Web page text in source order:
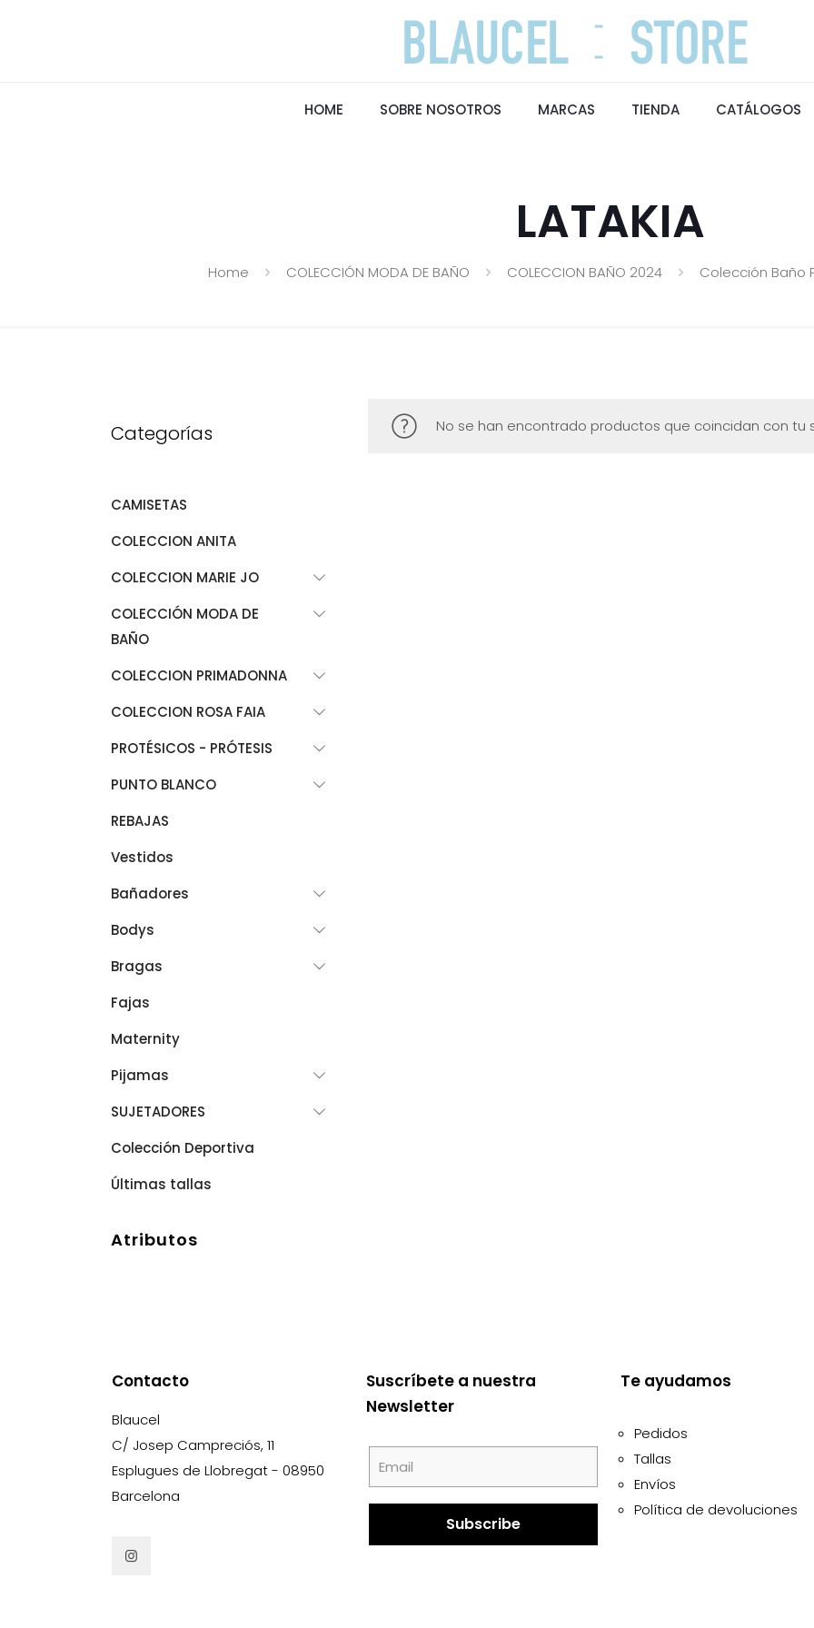
HOME SOBRE NOSOTROS MARCAS TIENDA CATÁLOGOS
LATAKIA
Home COLECCIÓN MODA DE BAÑO COLECCION BAÑO 2024 Colección Baño
No se han encontrado productos que coincidan con tu
Categorías
CAMISETAS
COLECCION ANITA
COLECCION MARIE JO
COLECCIÓN MODA DE
BAÑO
COLECCION PRIMADONNA
COLECCION ROSA FAIA
PROTÉSICOS - PRÓTESIS
PUNTO BLANCO
REBAJAS
Vestidos
Bañadores
Bodys
Bragas
Fajas
Maternity
Pijamas
SUJETADORES
Colección Deportiva
Últimas tallas
Atributos
Contacto
Blaucel
C/ Josep Campreciós, 11
Esplugues de Llobregat - 08950
Barcelona
Suscríbete a nuestra
Newsletter
Te ayudamos
Pedidos
Tallas
Envíos
Política de devoluciones